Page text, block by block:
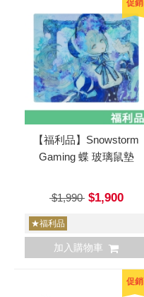
促銷
【福利品】Snowstorm
Gaming 蝶 玻璃鼠墊
$1,990$1,900
★福利品
加入購物車
促銷